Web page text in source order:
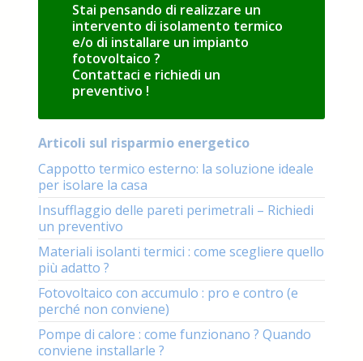
Stai pensando di realizzare un
intervento di isolamento termico
e/o di installare un impianto
fotovoltaico ?
Contattaci e richiedi un
preventivo !
Articoli sul risparmio energetico
Cappotto termico esterno: la soluzione ideale
per isolare la casa
Insufflaggio delle pareti perimetrali – Richiedi
un preventivo
Materiali isolanti termici : come scegliere quello
più adatto ?
Fotovoltaico con accumulo : pro e contro (e
perché non conviene)
Pompe di calore : come funzionano ? Quando
conviene installarle ?